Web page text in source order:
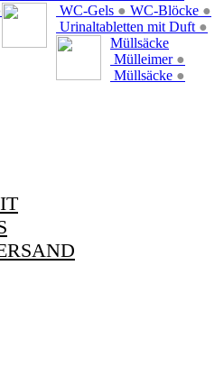
WC-Gels ● WC-Blöcke ●
Urinaltabletten mit Duft ●
Müllsäcke
Mülleimer ●
Müllsäcke ●